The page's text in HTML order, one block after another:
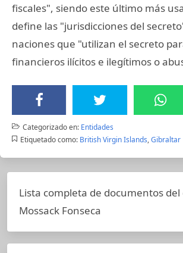
fiscales", siendo este último más
define las "jurisdicciones del
naciones que "utilizan el secreto
financieros ilícitos e ilegítimos o
Categorizado en: Entidades
Etiquetado como: British Virgin Islands,Gibraltar
Lista completa de documentos del
Mossack Fonseca